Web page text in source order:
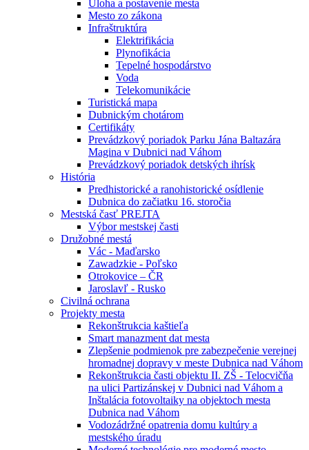
Úloha a postavenie mesta
Mesto zo zákona
Infraštruktúra
Elektrifikácia
Plynofikácia
Tepelné hospodárstvo
Voda
Telekomunikácie
Turistická mapa
Dubnickým chotárom
Certifikáty
Prevádzkový poriadok Parku Jána Baltazára
Magina v Dubnici nad Váhom
Prevádzkový poriadok detských ihrísk
História
Predhistorické a ranohistorické osídlenie
Dubnica do začiatku 16. storočia
Mestská časť PREJTA
Výbor mestskej časti
Družobné mestá
Vác - Maďarsko
Zawadzkie - Poľsko
Otrokovice – ČR
Jaroslavľ - Rusko
Civilná ochrana
Projekty mesta
Rekonštrukcia kaštieľa
Smart manazment dat mesta
Zlepšenie podmienok pre zabezpečenie verejnej
hromadnej dopravy v meste Dubnica nad Váhom
Rekonštrukcia časti objektu II. ZŠ - Telocvičňa
na ulici Partizánskej v Dubnici nad Váhom a
Inštalácia fotovoltaiky na objektoch mesta
Dubnica nad Váhom
Vodozádržné opatrenia domu kultúry a
mestského úradu